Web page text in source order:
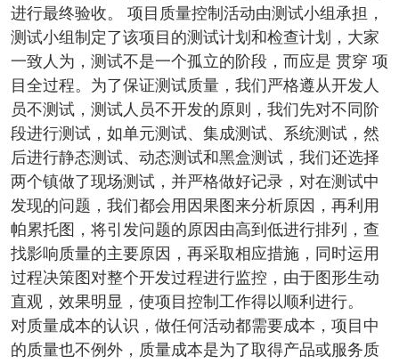
进行最终验收。 项目质量控制活动由测试小组承担，
测试小组制定了该项目的测试计划和检查计划，大家
一致人为，测试不是一个孤立的阶段，而应是 贯穿 项
目全过程。为了保证测试质量，我们严格遵从开发人
员不测试，测试人员不开发的原则，我们先对不同阶
段进行测试，如单元测试、集成测试、系统测试，然
后进行静态测试、动态测试和黑盒测试，我们还选择
两个镇做了现场测试，并严格做好记录，对在测试中
发现的问题，我们都会用因果图来分析原因，再利用
帕累托图，将引发问题的原因由高到低进行排列，查
找影响质量的主要原因，再采取相应措施，同时运用
过程决策图对整个开发过程进行监控，由于图形生动
直观，效果明显，使项目控制工作得以顺利进行。
对质量成本的认识，做任何活动都需要成本，项目中
的质量也不例外，质量成本是为了取得产品或服务质